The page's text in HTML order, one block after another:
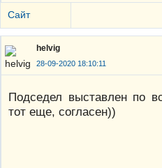
Сайт
helvig
28-09-2020 18:10:11
Подседел выставлен по
тот еще, согласен))